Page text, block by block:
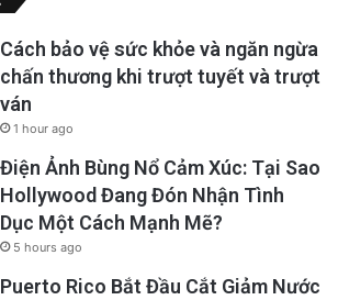
Cách bảo vệ sức khỏe và ngăn ngừa
chấn thương khi trượt tuyết và trượt
ván
1 hour ago
Điện Ảnh Bùng Nổ Cảm Xúc: Tại Sao
Hollywood Đang Đón Nhận Tình
Dục Một Cách Mạnh Mẽ?
5 hours ago
Puerto Rico Bắt Đầu Cắt Giảm Nước